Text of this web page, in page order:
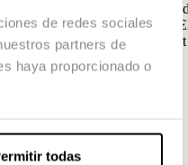
de redes sociales
partners de
haya proporcionado o
todas
mirada atenta. La producció
per a les intencions inicials.
Retrat d’objectes del